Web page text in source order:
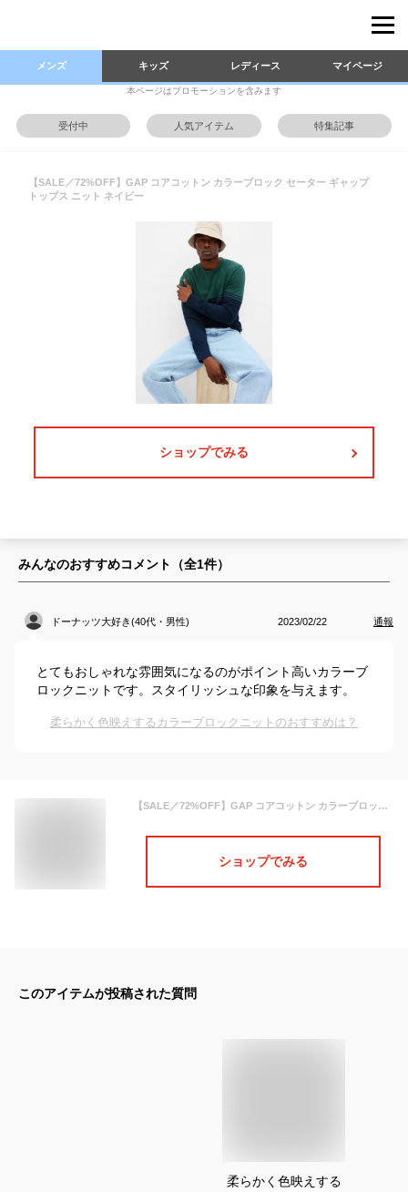
メンズ キッズ レディース マイページ
本ページはプロモーションを含みます
受付中 人気アイテム 特集記事
【SALE／72%OFF】GAP コアコットン カラーブロック セーター ギャップ
トップス ニット ネイビー
ショップでみる
みんなのおすすめコメント（全1件）
ドーナッツ大好き(40代・男性) 2023/02/22 通報
とてもおしゃれな雰囲気になるのがポイント高いカラーブ
ロックニットです。スタイリッシュな印象を与えます。
柔らかく色映えするカラーブロックニットのおすすめは？
【SALE／72%OFF】GAP コアコットン カラーブロック セーター ギャップ トップス ニット ネイビー
ショップでみる
このアイテムが投稿された質問
柔らかく色映えする